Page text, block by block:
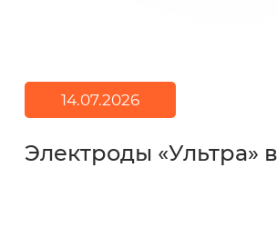
14.07.2026
Электроды «Ультра»